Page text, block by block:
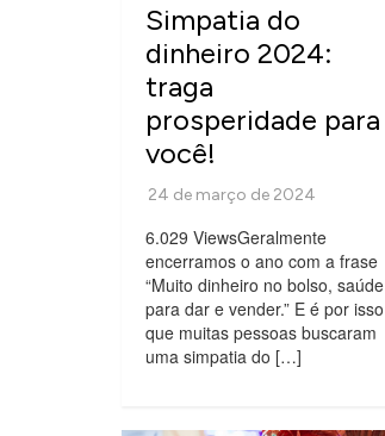
Simpatia do
dinheiro 2024:
traga
prosperidade para
você!
6.029 ViewsGeralmente
encerramos o ano com a frase
“Muito dinheiro no bolso, saúde
para dar e vender.” E é por isso
que muitas pessoas buscaram
uma simpatia do […]